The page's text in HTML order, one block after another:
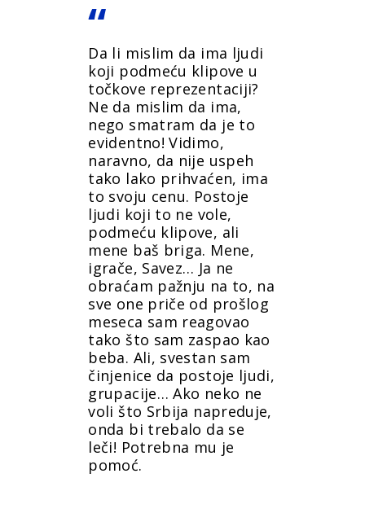
Da li mislim da ima ljudi
koji podmeću klipove u
točkove reprezentaciji?
Ne da mislim da ima,
nego smatram da je to
evidentno! Vidimo,
naravno, da nije uspeh
tako lako prihvaćen, ima
to svoju cenu. Postoje
ljudi koji to ne vole,
podmeću klipove, ali
mene baš briga. Mene,
igrače, Savez… Ja ne
obraćam pažnju na to, na
sve one priče od prošlog
meseca sam reagovao
tako što sam zaspao kao
beba. Ali, svestan sam
činjenice da postoje ljudi,
grupacije… Ako neko ne
voli što Srbija napreduje,
onda bi trebalo da se
leči! Potrebna mu je
pomoć.